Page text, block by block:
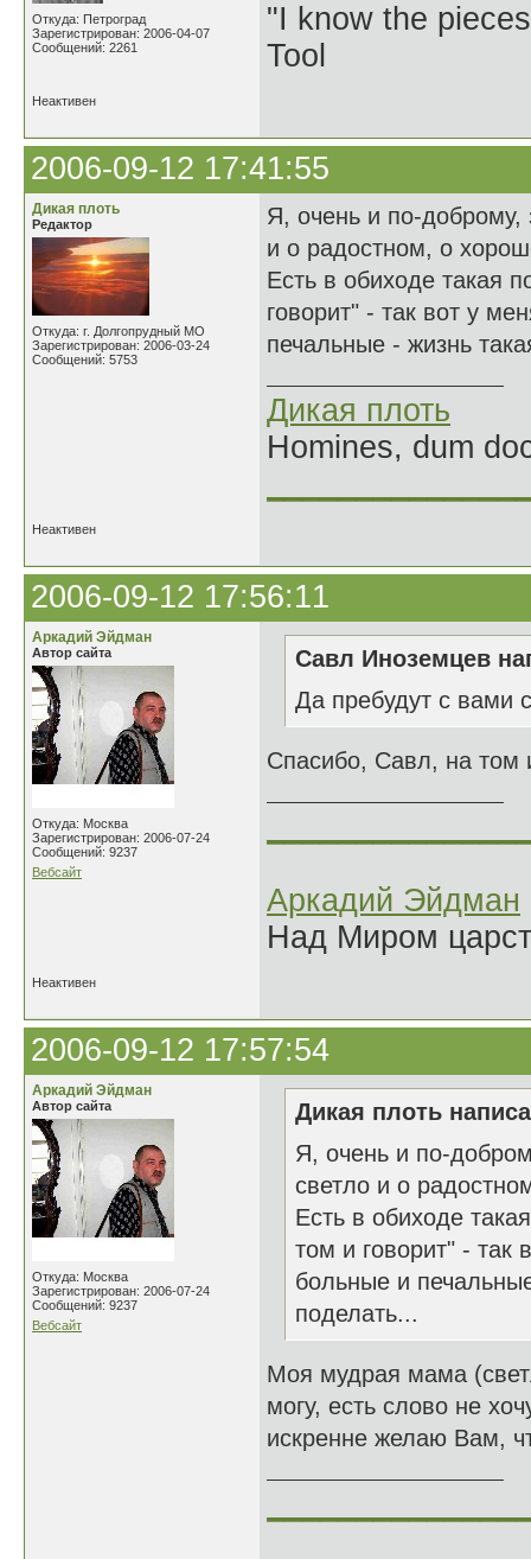
Откуда: Петроград
Зарегистрирован: 2006-04-07
Сообщений: 2261
"I know the
Tool
Неактивен
2006-09-12 17:41:55
Дикая плоть
Редактор
Откуда: г. Долгопрудный МО
Зарегистрирован: 2006-03-24
Сообщений: 5753
Я, очень и по-
и о радостном, о
Есть в обиходе такая
говорит" - так вот у
печальные - жизнь
Дикая плоть
Homines, dum
Неактивен
2006-09-12 17:56:11
Аркадий Эйдман
Автор сайта
Откуда: Москва
Зарегистрирован: 2006-07-24
Сообщений: 9237
Вебсайт
Савл Иноземцев
Да пребудут с вами
Спасибо, Савл, на том
Аркадий Эйдман
Над Миром
Неактивен
2006-09-12 17:57:54
Аркадий Эйдман
Автор сайта
Откуда: Москва
Зарегистрирован: 2006-07-24
Сообщений: 9237
Вебсайт
Дикая плоть
Я, очень и по-
светло и о
Есть в обиходе
том и говорит" - так
больные и
поделать...
Моя мудрая мама
могу, есть слово не
искренне желаю Вам,